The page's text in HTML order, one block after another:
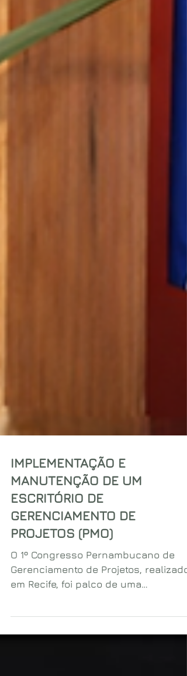
IMPLEMENTAÇÃO E
MANUTENÇÃO DE UM
ESCRITÓRIO DE
GERENCIAMENTO DE
PROJETOS (PMO)
O 1º Congresso Pernambucano de
Gerenciamento de Projetos, realizado
apresentação fundamental para